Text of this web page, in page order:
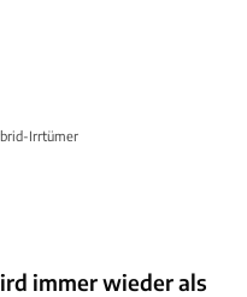
Irrtümer
immer wieder als